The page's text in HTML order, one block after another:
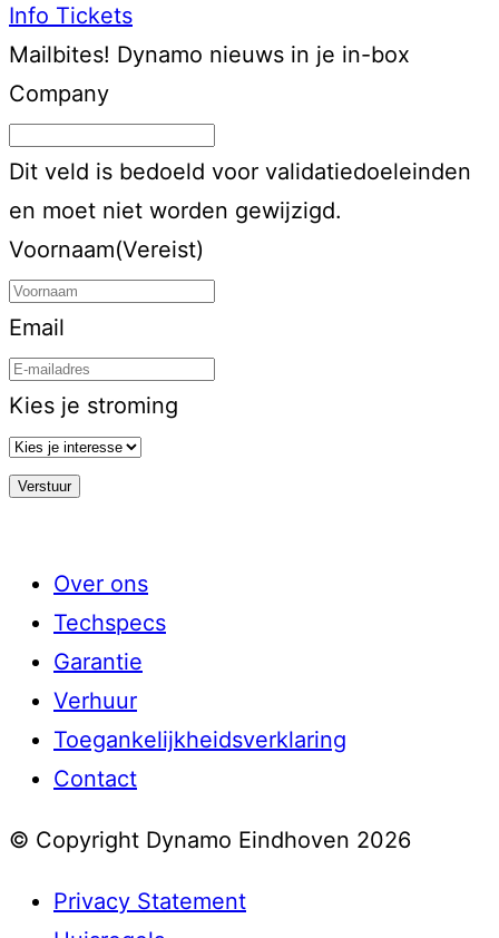
Info Tickets
Mailbites! Dynamo nieuws in je in-box
Company
Dit veld is bedoeld voor validatiedoeleinden
en moet niet worden gewijzigd.
Voornaam(Vereist)
Email
Kies je stroming
Over ons
Techspecs
Garantie
Verhuur
Toegankelijkheidsverklaring
Contact
© Copyright Dynamo Eindhoven 2026
Privacy Statement